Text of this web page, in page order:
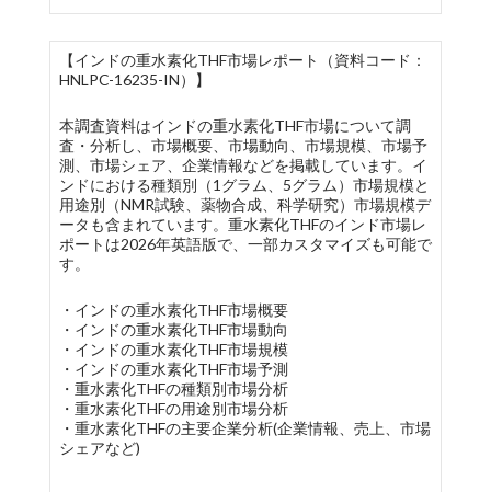
【インドの重水素化THF市場レポート（資料コード：
HNLPC-16235-IN）】
本調査資料はインドの重水素化THF市場について調
査・分析し、市場概要、市場動向、市場規模、市場予
測、市場シェア、企業情報などを掲載しています。イ
ンドにおける種類別（1グラム、5グラム）市場規模と
用途別（NMR試験、薬物合成、科学研究）市場規模デ
ータも含まれています。重水素化THFのインド市場レ
ポートは2026年英語版で、一部カスタマイズも可能で
す。
・インドの重水素化THF市場概要
・インドの重水素化THF市場動向
・インドの重水素化THF市場規模
・インドの重水素化THF市場予測
・重水素化THFの種類別市場分析
・重水素化THFの用途別市場分析
・重水素化THFの主要企業分析(企業情報、売上、市場
シェアなど)